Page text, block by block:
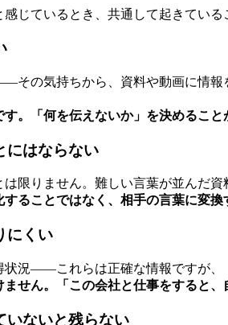
じているとき、共通して起きている
その気持ちから、資料や動画に情
。
「何を伝えないか」を決めるこ
にはならない
限りません。難しい言葉が並んだ
ることではなく、相手の言葉に変換
にくい
況——これらは正確な情報ですが、
せん。
「この会社と仕事をすると
いないと残らない